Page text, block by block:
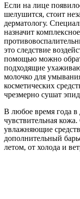
Если на лице
шелушится, стоит
дерматологу.
назначит
это следствие
помощью можно
подходящие
молочко для
косметических
чрезмерно сушат
В любое время года в
чувствительная
увлажняющие
дополнительный
летом, от холода и